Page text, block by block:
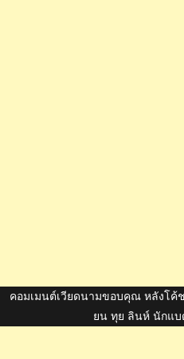
คอมเมนต์เวียดนามขอบคุณ หลังโค้
ยน ทุย ลินห์ นักแ